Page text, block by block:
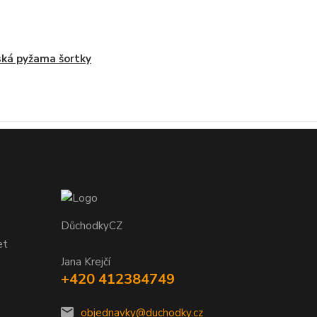
pyžama šortky
DůchodkyCZ
Jana Krejčí
+420 412384749
objednavky@duchodky.cz